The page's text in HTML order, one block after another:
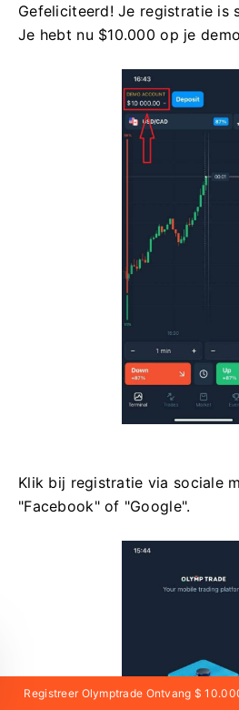
Gefeliciteerd! Je registratie is
Je hebt nu $10.000 op je
Klik bij registratie via sociale
"Facebook" of "Google".
Registreer Olymptrade Ontvang $